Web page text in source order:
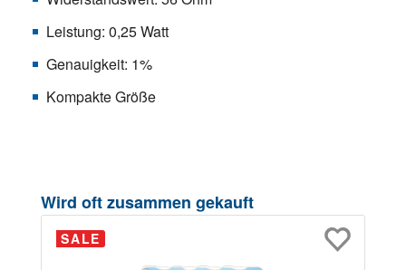
Leistung: 0,25 Watt
Genauigkeit: 1%
Kompakte Größe
Produktgalerie überspringen
Wird oft zusammen gekauft
SALE